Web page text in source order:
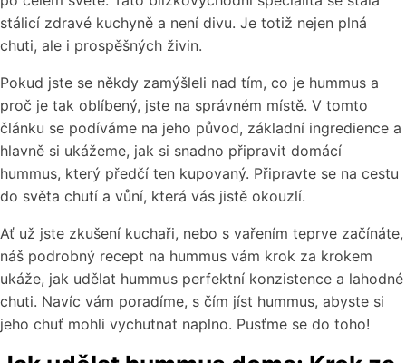
stálicí zdravé kuchyně a není divu. Je totiž nejen plná
chuti, ale i prospěšných živin.
Pokud jste se někdy zamýšleli nad tím, co je hummus a
proč je tak oblíbený, jste na správném místě. V tomto
článku se podíváme na jeho původ, základní ingredience a
hlavně si ukážeme, jak si snadno připravit domácí
hummus, který předčí ten kupovaný. Připravte se na cestu
do světa chutí a vůní, která vás jistě okouzlí.
Ať už jste zkušení kuchaři, nebo s vařením teprve začínáte,
náš podrobný recept na hummus vám krok za krokem
ukáže, jak udělat hummus perfektní konzistence a lahodné
chuti. Navíc vám poradíme, s čím jíst hummus, abyste si
jeho chuť mohli vychutnat naplno. Pusťme se do toho!